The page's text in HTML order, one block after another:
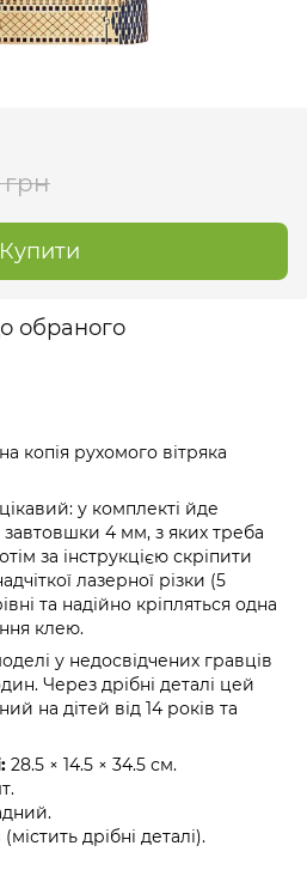
грн
Купити
обраного
копія рухомого вітряка
у комплекті йде
завтовшки 4 мм, з яких треба
за інструкцією скріпити
лазерної різки (5
та надійно кріпляться одна
клею.
у недосвідчених гравців
Через дрібні деталі цей
на дітей від 14 років та
28.5 × 14.5 × 34.5 см.
(містить дрібні деталі).